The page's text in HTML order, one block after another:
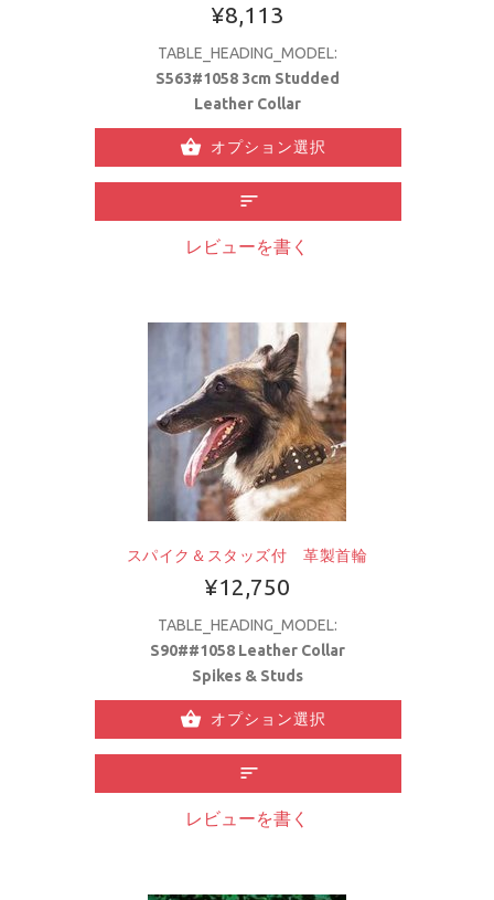
¥8,113
TABLE_HEADING_MODEL:
S563#1058 3cm Studded
Leather Collar
オプション選択
レビューを書く
スパイク＆スタッズ付 革製首輪
¥12,750
TABLE_HEADING_MODEL:
S90##1058 Leather Collar
Spikes & Studs
オプション選択
レビューを書く